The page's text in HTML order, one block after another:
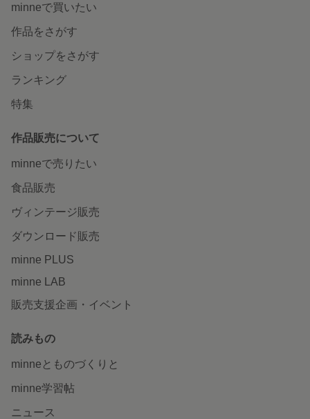
minneで買いたい
作品をさがす
ショップをさがす
ランキング
特集
作品販売について
minneで売りたい
食品販売
ヴィンテージ販売
ダウンロード販売
minne PLUS
minne LAB
販売支援企画・イベント
読みもの
minneとものづくりと
minne学習帖
ニュース